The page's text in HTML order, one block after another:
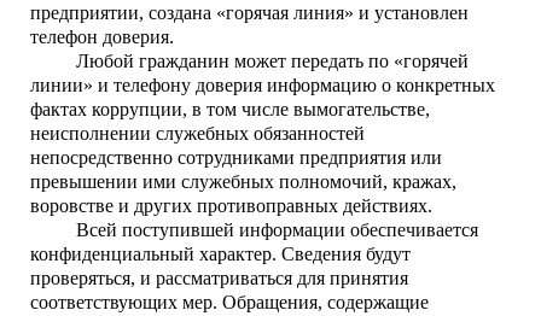
предприятии, создана «горячая линия» и установлен
телефон доверия.
Любой гражданин может передать по «горячей
линии» и телефону доверия информацию о конкретных
фактах коррупции, в том числе вымогательстве,
неисполнении служебных обязанностей
непосредственно сотрудниками предприятия или
превышении ими служебных полномочий, кражах,
воровстве и других противоправных действиях.
Всей поступившей информации обеспечивается
конфиденциальный характер. Сведения будут
проверяться, и рассматриваться для принятия
соответствующих мер. Обращения, содержащие